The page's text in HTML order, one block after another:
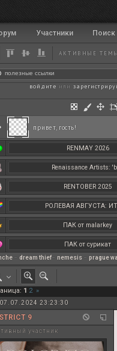
RENMAY 2026
Renaissance Artists:
RENTOBER 2025
РОЛЕВАЯ АВГУСТА:
ПАК от malarkey
ПАК от сурикат
РЕНМАЙ
полезные ссылки
– dream thief– nemesis – prague
Участники Поиск
АКТИВНЫЕ ТЕМЫ
привет, гость!
войдите или
1 2 »
07.07.2024 23:23:30
9
участник